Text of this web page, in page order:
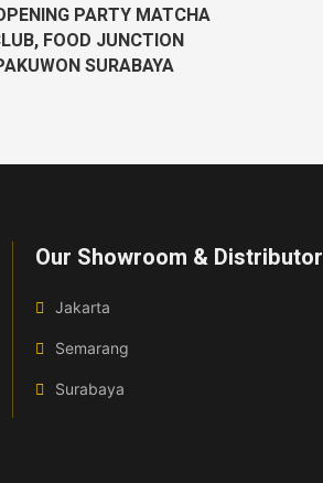
PARTY MATCHA
FOOD JUNCTION
SURABAYA
Our Showroom & Distributor
Jakarta
Semarang
Surabaya